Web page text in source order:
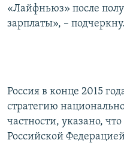
«Лайфньюз» после
зарплаты», –
Россия в конце 2015
стратегию
частности, указано,
Российской